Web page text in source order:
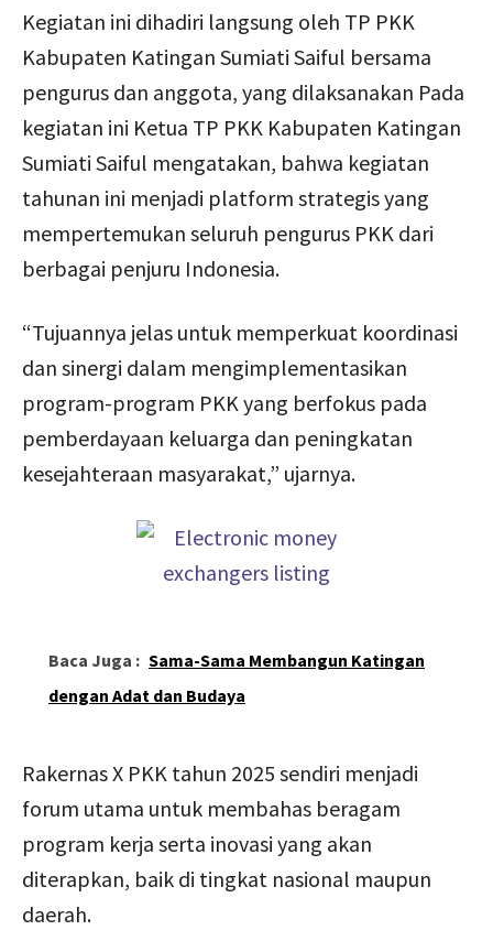
Kegiatan ini dihadiri langsung oleh TP PKK
Kabupaten Katingan Sumiati Saiful bersama
pengurus dan anggota, yang dilaksanakan Pada
kegiatan ini Ketua TP PKK Kabupaten Katingan
Sumiati Saiful mengatakan, bahwa kegiatan
tahunan ini menjadi platform strategis yang
mempertemukan seluruh pengurus PKK dari
berbagai penjuru Indonesia.
“Tujuannya jelas untuk memperkuat koordinasi
dan sinergi dalam mengimplementasikan
program-program PKK yang berfokus pada
pemberdayaan keluarga dan peningkatan
kesejahteraan masyarakat,” ujarnya.
Baca Juga : Sama-Sama Membangun Katingan
dengan Adat dan Budaya
Rakernas X PKK tahun 2025 sendiri menjadi
forum utama untuk membahas beragam
program kerja serta inovasi yang akan
diterapkan, baik di tingkat nasional maupun
daerah.